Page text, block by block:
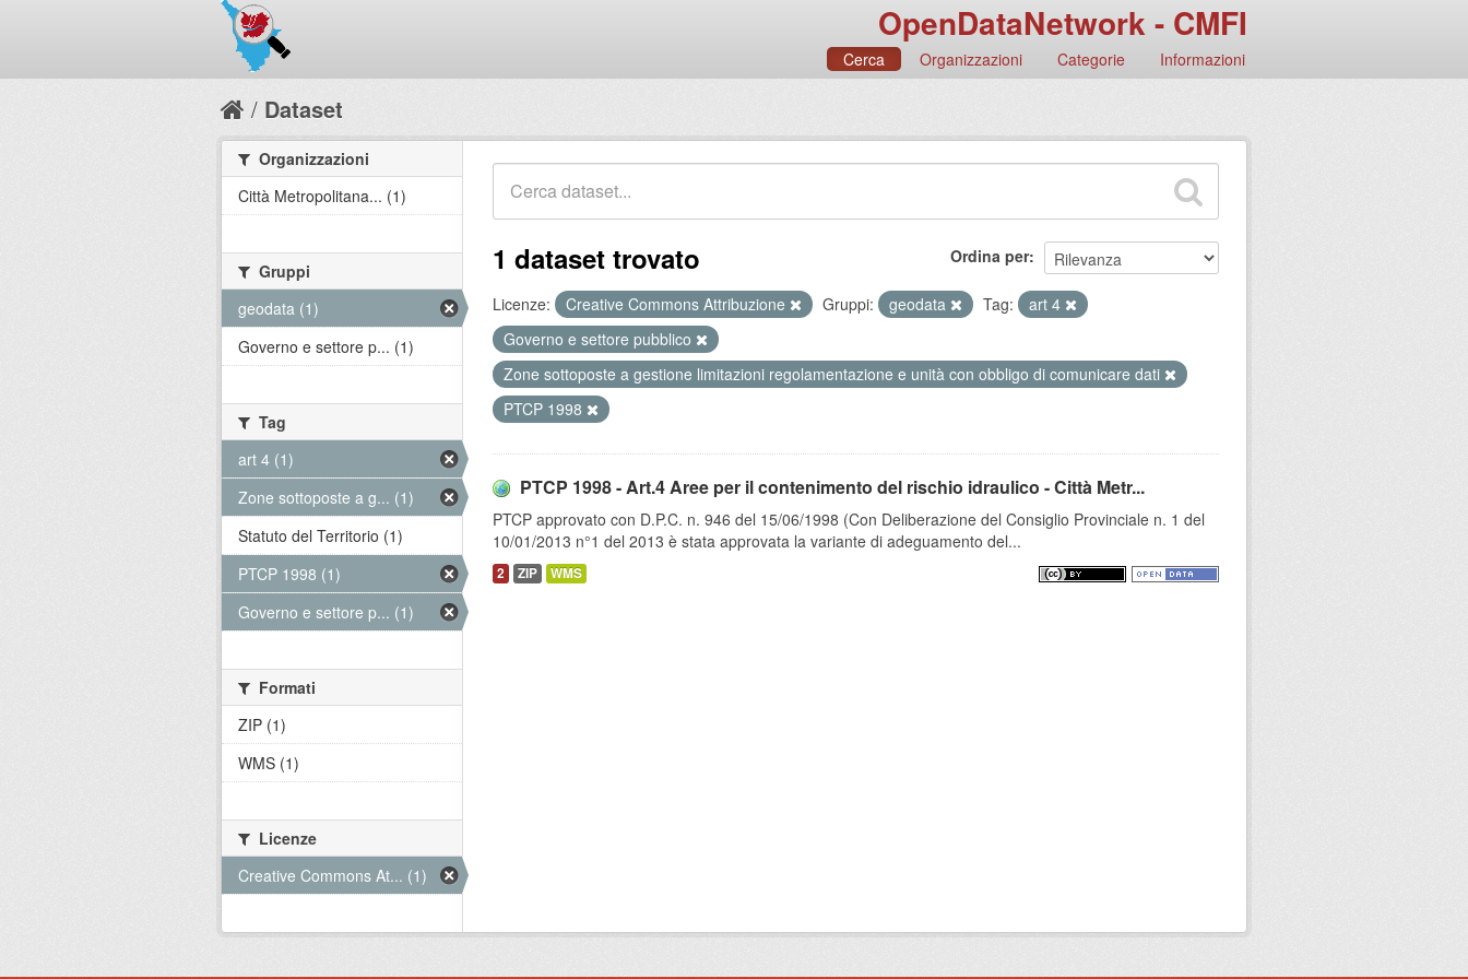
OpenDataNetwork - CMFI
Cerca Organizzazioni Categorie Informazioni
Dataset
Ordina per
1 dataset trovato
Licenze: Creative Commons Attribuzione Gruppi: geodata Tag:
art 4
Governo e settore pubblico
Zone sottoposte a gestione limitazioni regolamentazione e unità con obbligo di comunicare dati
PTCP 1998
PTCP 1998 - Art.4 Aree per il contenimento del rischio idraulico - Città Metr...
PTCP approvato con D.P.C. n. 946 del 15/06/1998 (Con Deliberazione del Consiglio Provinciale n. 1 del
10/01/2013 n°1 del 2013 è stata approvata la variante di adeguamento del...
2 ZIP WMS
Organizzazioni
Città Metropolitana... (1)
Gruppi
geodata (1)
Governo e settore p... (1)
Tag
art 4 (1)
Zone sottoposte a g... (1)
Statuto del Territorio (1)
PTCP 1998 (1)
Governo e settore p... (1)
Formati
ZIP (1)
WMS (1)
Licenze
Creative Commons At... (1)